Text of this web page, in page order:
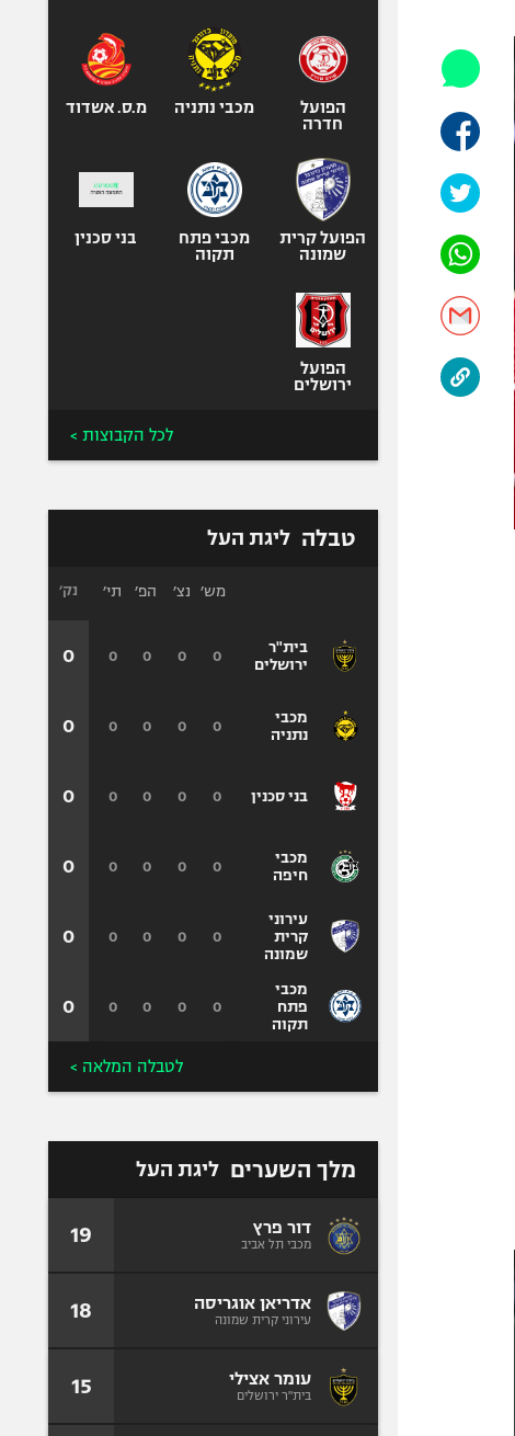
אופניים
ספורט מוטורי
כדורמים
בייסבול MLB
ספורט אתגרי
אומנויות לחימה
הפועל
חדרה
מכבי נתניה מ.ס. אשדוד
הפועל קרית
שמונה
מכבי פתח
תקוה
בני סכנין
הפועל
ירושלים
לכל הקבוצות >
טבלה ליגת העל
בית"ר
ירושלים
מכבי
נתניה
בני סכנין
מכבי
חיפה
עירוני
קרית
שמונה
מכבי
פתח
תקוה
מש׳ נצ׳ הפ׳ תי׳
0
0
0
0
0
0
0
0
0
0
0
0
0
0
0
0
0
0
0
0
0
0
0
0
נק׳
0
0
0
0
0
0
לטבלה המלאה >
מלך השערים ליגת העל
דור פרץ
מכבי תל אביב 19
אדריאן אוגריסה
עירוני קרית שמונה 18
עומר אצילי
בית"ר ירושלים 15